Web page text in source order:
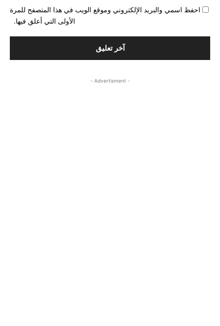
احفظ اسمي والبريد الإلكتروني وموقع الويب في هذا المتصفح للمرة
الأولى التي أعلق فيها.
- Advertisment -